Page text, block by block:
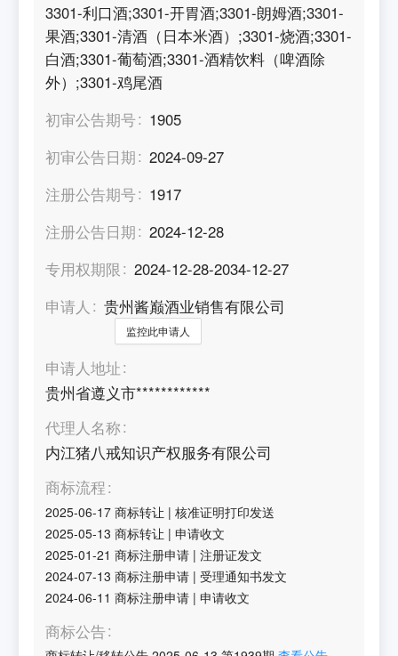
3301-利口酒;3301-开胃酒;3301-朗姆酒;3301-
果酒;3301-清酒（日本米酒）;3301-烧酒;3301-
白酒;3301-葡萄酒;3301-酒精饮料（啤酒除
外）;3301-鸡尾酒
初审公告期号
1905
初审公告日期
2024-09-27
注册公告期号
1917
注册公告日期
2024-12-28
专用权期限
2024-12-28-2034-12-27
申请人
贵州酱巅酒业销售有限公司
监控此申请人
申请人地址
贵州省遵义市************
代理人名称
内江猪八戒知识产权服务有限公司
商标流程
2025-06-17 商标转让 |核准证明打印发送
2025-05-13 商标转让 |申请收文
2025-01-21 商标注册申请 |注册证发文
2024-07-13 商标注册申请 |受理通知书发文
2024-06-11 商标注册申请 |申请收文
商标公告